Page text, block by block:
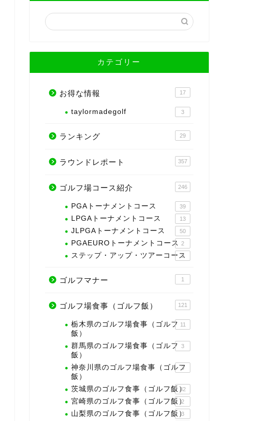
カテゴリー
お得な情報 17
taylormadegolf 3
ランキング 29
ラウンドレポート 357
ゴルフ場コース紹介 246
PGAトーナメントコース 39
LPGAトーナメントコース 13
JLPGAトーナメントコース 50
PGAEUROトーナメントコース 2
ステップ・アップ・ツアーコース
3
ゴルフマナー 1
ゴルフ場食事（ゴルフ飯） 121
栃木県のゴルフ場食事（ゴルフ
飯）
11
群馬県のゴルフ場食事（ゴルフ
飯）
3
神奈川県のゴルフ場食事（ゴルフ
飯）
3
茨城県のゴルフ食事（ゴルフ飯）
32
宮崎県のゴルフ食事（ゴルフ飯）
2
山梨県のゴルフ食事（ゴルフ飯）
3